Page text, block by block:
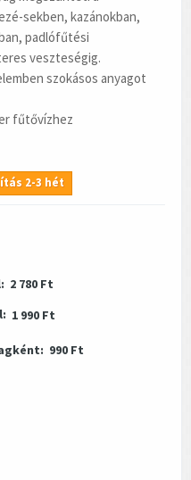
sekben, kazánokban,
padlófűtési
veszteségig.
szokásos anyagot
fűtővízhez
2-3 hét
2 780 Ft
1 990 Ft
990 Ft